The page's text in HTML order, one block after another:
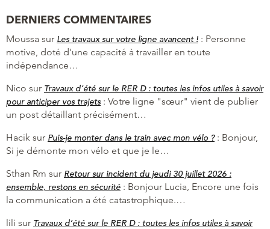
DERNIERS COMMENTAIRES
Moussa sur Les travaux sur votre ligne avancent ! : Personne
motive, doté d'une capacité à travailler en toute
indépendance…
Nico sur Travaux d’été sur le RER D : toutes les infos utiles à savoir
pour anticiper vos trajets : Votre ligne "sœur" vient de publier
un post détaillant précisément…
Hacik sur Puis-je monter dans le train avec mon vélo ?: Bonjour,
Si je démonte mon vélo et que je le…
Sthan Rm sur Retour sur incident du jeudi 30 juillet 2026 :
ensemble, restons en sécurité : Bonjour Lucia, Encore une fois
la communication a été catastrophique.…
lili sur Travaux d’été sur le RER D : toutes les infos utiles à savoir